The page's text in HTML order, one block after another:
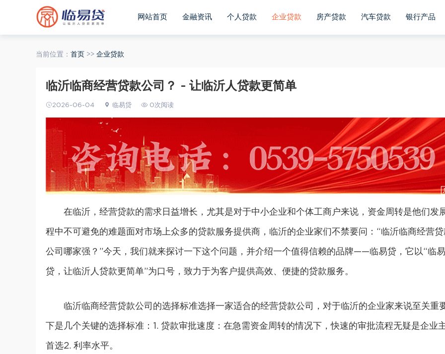
网站首页 金融资讯 个人贷款 企业贷款 房产贷款 汽车贷款 银行产品
当前位置： 首页 >> 企业贷款
临沂临商经营贷款公司？ - 让临沂人贷款更简单
2026-06-04 临易贷 0次阅读
在临沂，经营贷款的需求日益增长，尤其是对于中小企业和个体工商户来说，资金周转是他们发
程中不可避免的难题面对市场上众多的贷款服务提供商，临沂的企业家们不禁要问：“临沂临商经营
公司哪家强？”今天，我们就来探讨一下这个问题，并介绍一个值得信赖的品牌——临易贷，它以“临易
贷，让临沂人贷款更简单”为口号，致力于为客户提供高效、便捷的贷款服务。
临沂临商经营贷款公司的选择标准选择一家适合的经营贷款公司，对于临沂的企业家来说至关重
下是几个关键的选择标准：1. 贷款审批速度：在急需资金周转的情况下，快速的审批流程无疑是企业
首选2. 利率水平。